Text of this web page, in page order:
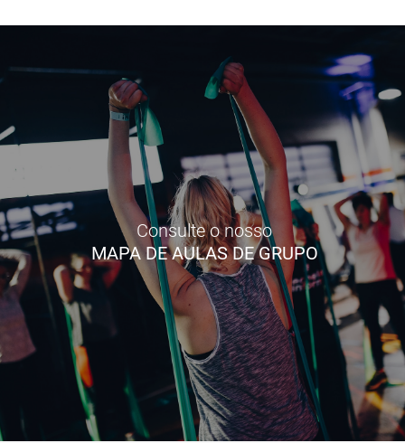
Consulte o nosso
MAPA DE AULAS DE GRUPO